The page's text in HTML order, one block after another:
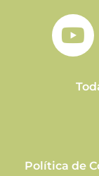
Política de